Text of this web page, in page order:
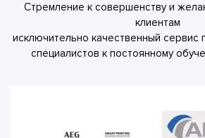
Стремление к совершенству и
клиентам
исключительно качественный сервис
специалистов к постоянному